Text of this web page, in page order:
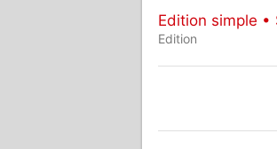
Edition simple •
Edition